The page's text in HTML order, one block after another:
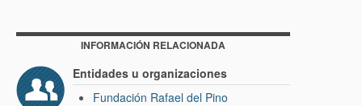
INFORMACIÓN RELACIONADA
Entidades u organizaciones
Fundación Rafael del Pino